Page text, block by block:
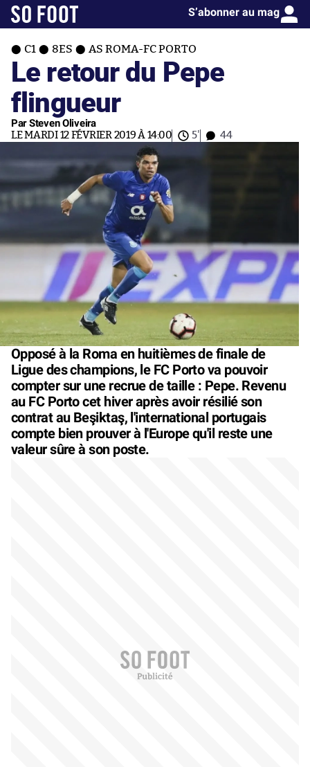
S’abonner au mag
C1 8ES AS ROMA-FC PORTO
Le retour du Pepe
flingueur
Par Steven Oliveira
LE MARDI 12 FÉVRIER 2019 À 14:00 5' 44
Opposé à la Roma en huitièmes de finale de
Ligue des champions, le FC Porto va pouvoir
compter sur une recrue de taille : Pepe. Revenu
au FC Porto cet hiver après avoir résilié son
contrat au Beşiktaş, l'international portugais
compte bien prouver à l'Europe qu'il reste une
valeur sûre à son poste.